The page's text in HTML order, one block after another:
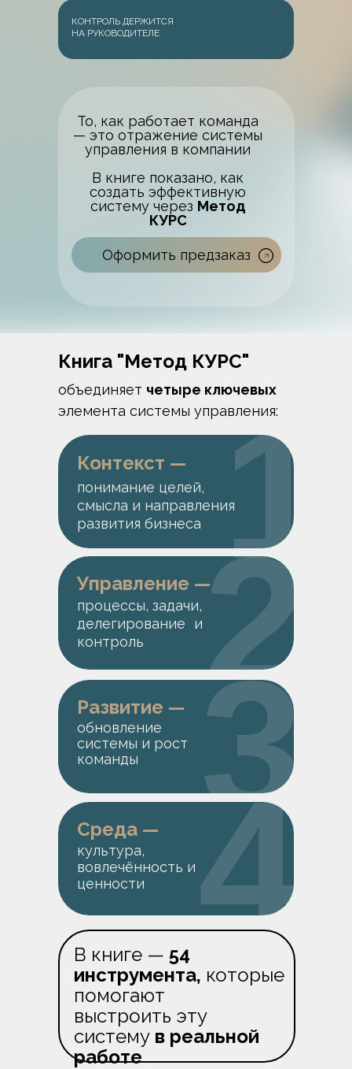
КОНТРОЛЬ ДЕРЖИТСЯ
НА РУКОВОДИТЕЛЕ
То, как работает команда
— это отражение системы
управления в компании
В книге показано, как
создать эффективную
систему через Метод
КУРС
Оформить предзаказ
Управление —
процессы, задачи,
делегирование и
контроль
2
Развитие —
обновление
системы и рост
команды
3
Среда —
культура,
вовлечённость и
ценности
4
Книга "Метод КУРС"
объединяет четыре ключевых
элемента системы управления:
Контекст —
понимание целей,
смысла и направления
развития бизнеса
1
В книге — 54
инструмента, которые
помогают
выстроить эту
систему в реальной
работе